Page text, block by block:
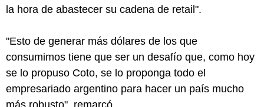
la hora de abastecer su cadena de retail".
"Esto de generar más dólares de los que
consumimos tiene que ser un desafío que, como hoy
se lo propuso Coto, se lo proponga todo el
empresariado argentino para hacer un país mucho
más robusto", remarcó.